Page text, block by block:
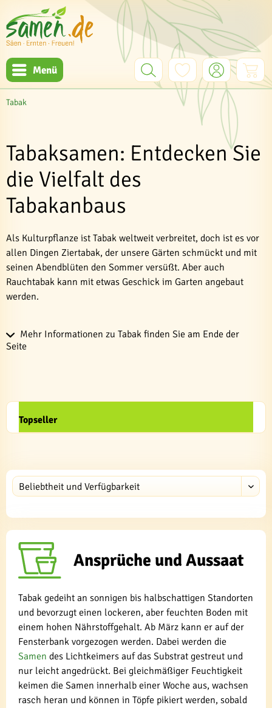
Menü
Tabak
Tabaksamen: Entdecken Sie
die Vielfalt des
Tabakanbaus
Als Kulturpflanze ist Tabak weltweit verbreitet, doch ist es vor
allen Dingen Ziertabak, der unsere Gärten schmückt und mit
seinen Abendblüten den Sommer versüßt. Aber auch
Rauchtabak kann mit etwas Geschick im Garten angebaut
werden.
Mehr Informationen zu Tabak finden Sie am Ende der
Seite
Topseller
Ansprüche und Aussaat
Tabak gedeiht an sonnigen bis halbschattigen Standorten
und bevorzugt einen lockeren, aber feuchten Boden mit
einem hohen Nährstoffgehalt. Ab März kann er auf der
Fensterbank vorgezogen werden. Dabei werden die
Samen des Lichtkeimers auf das Substrat gestreut und
nur leicht angedrückt. Bei gleichmäßiger Feuchtigkeit
keimen die Samen innerhalb einer Woche aus, wachsen
rasch heran und können in Töpfe pikiert werden, sobald